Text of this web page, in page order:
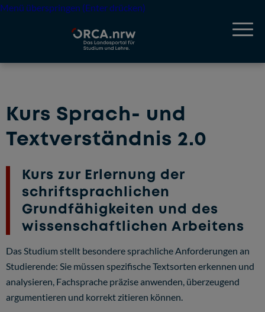
Menü überspringen (Enter drücken)
Kurs Sprach- und
Textverständnis 2.0
Kurs zur Erlernung der
schriftsprachlichen
Grundfähigkeiten und des
wissenschaftlichen Arbeitens
Das Studium stellt besondere sprachliche Anforderungen an
Studierende: Sie müssen spezifische Textsorten erkennen und
analysieren, Fachsprache präzise anwenden, überzeugend
argumentieren und korrekt zitieren können.